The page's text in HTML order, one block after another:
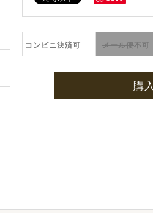
コンビニ決済可 メール便不可
購